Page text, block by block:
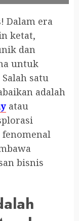
Dalam era
ketat,
dan
untuk
satu
adalah
atau
fenomenal
bisnis